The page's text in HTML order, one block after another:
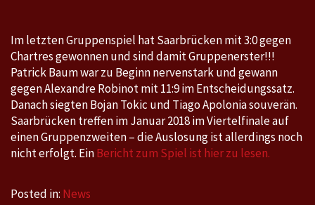
Im letzten Gruppenspiel hat Saarbrücken mit 3:0 gegen
Chartres gewonnen und sind damit Gruppenerster!!!
Patrick Baum war zu Beginn nervenstark und gewann
gegen Alexandre Robinot mit 11:9 im Entscheidungssatz.
Danach siegten Bojan Tokic und Tiago Apolonia souverän.
Saarbrücken treffen im Januar 2018 im Viertelfinale auf
einen Gruppenzweiten – die Auslosung ist allerdings noch
nicht erfolgt. EinBericht zum Spiel ist hier zu lesen.
Posted in: News